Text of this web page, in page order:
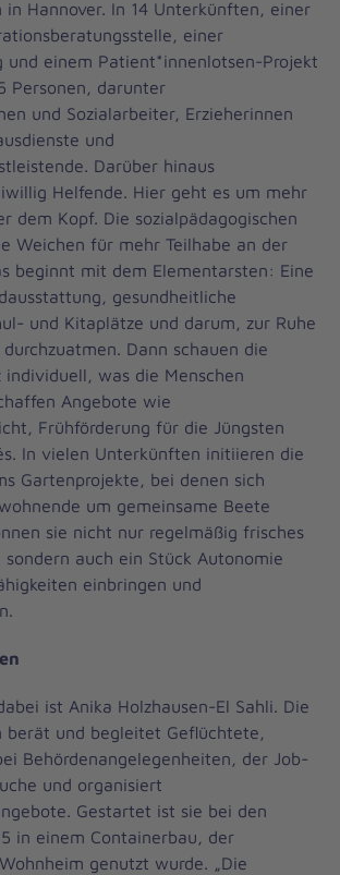
in Hannover. In 14 Unterkünften, einer
einer
und einem Patient*innenlotsen-Projekt
Personen, darunter
und Sozialarbeiter, Erzieherinnen
und
Darüber hinaus
Helfende. Hier geht es um mehr
dem Kopf. Die sozialpädagogischen
Weichen für mehr Teilhabe an der
beginnt mit dem Elementarsten: Eine
gesundheitliche
und Kitaplätze und darum, zur Ruhe
Dann schauen die
individuell, was die Menschen
Angebote wie
Frühförderung für die Jüngsten
In vielen Unterkünften initiieren die
Gartenprojekte, bei denen sich
um gemeinsame Beete
sie nicht nur regelmäßig frisches
sondern auch ein Stück Autonomie
einbringen und
ist Anika Holzhausen-El Sahli. Die
berät und begleitet Geflüchtete,
Behördenangelegenheiten, der Job-
und organisiert
Gestartet ist sie bei den
in einem Containerbau, der
genutzt wurde. „Die